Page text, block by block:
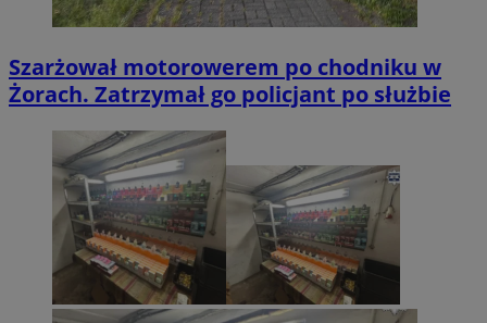
Szarżował motorowerem po chodniku w
Żorach. Zatrzymał go policjant po służbie